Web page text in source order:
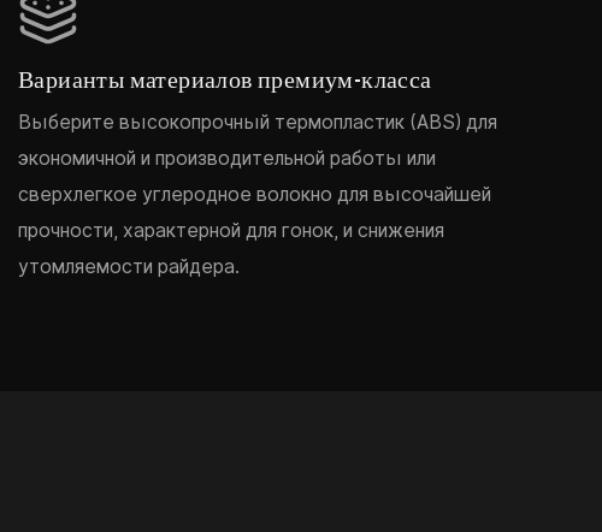
Варианты материалов премиум-класса
Выберите высокопрочный термопластик (ABS) для
экономичной и производительной работы или
сверхлегкое углеродное волокно для высочайшей
прочности, характерной для гонок, и снижения
утомляемости райдера.